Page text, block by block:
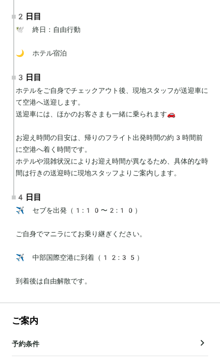
2日目
🕊 終日：自由行動
🌙 ホテル宿泊
3日目
ホテルをご自身でチェックアウト後、現地スタッフが送迎車に
て空港へ送迎します。
送迎車には、ほかのお客さまも一緒に乗られます🚗
お迎え時間の目安は、帰りのフライト出発時間の約3時間前
に空港へ着く時間です。
ホテルや混雑状況によりお迎え時間が異なるため、具体的な時
間は行きの送迎時に現地スタッフよりご案内します。
4日目
✈️ セブを出発（1:10〜2:10）
ご自身でマニラにてお乗り継ぎください。
✈️ 中部国際空港に到着（12:35）
到着後は自由解散です。
ご案内
予約条件